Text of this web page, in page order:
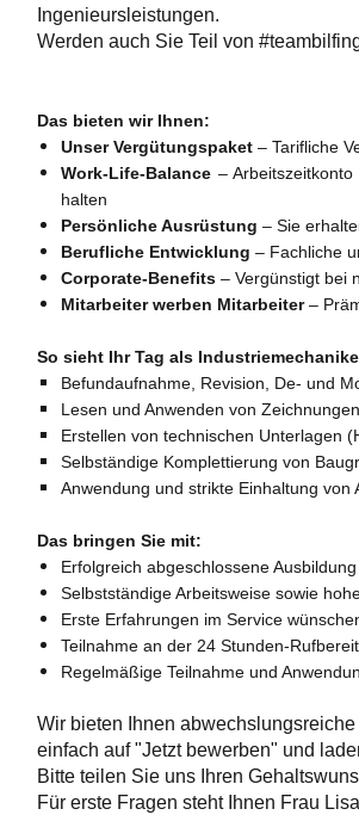
Ingenieursleistungen.
Werden auch Sie Teil von
Das bieten wir Ihnen:
Unser Vergütungspaket – Tarifliche
Work-Life-Balance –
halten
Persönliche Ausrüstung – Sie
Berufliche Entwicklung – Fachliche
Corporate-Benefits – Vergünstigt bei
Mitarbeiter werben Mitarbeiter–
So sieht Ihr Tag als
Befundaufnahme, Revision, De- und
Lesen und Anwenden von
Erstellen von technischen Unterlagen
Selbständige Komplettierung von
Anwendung und strikte Einhaltung
Das bringen Sie mit:
Erfolgreich abgeschlossene
Selbstständige Arbeitsweise sowie
Erste Erfahrungen im Service
Teilnahme an der 24 Stunden-
Regelmäßige Teilnahme und
Wir bieten Ihnen
einfach auf "Jetzt bewerben" und
Bitte teilen Sie uns Ihren
Für erste Fragen steht Ihnen Frau